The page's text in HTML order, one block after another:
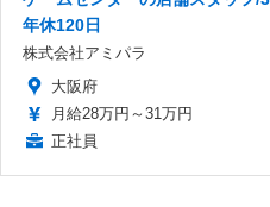
年休120日
株式会社アミパラ
大阪府
月給28万円～31万円
正社員